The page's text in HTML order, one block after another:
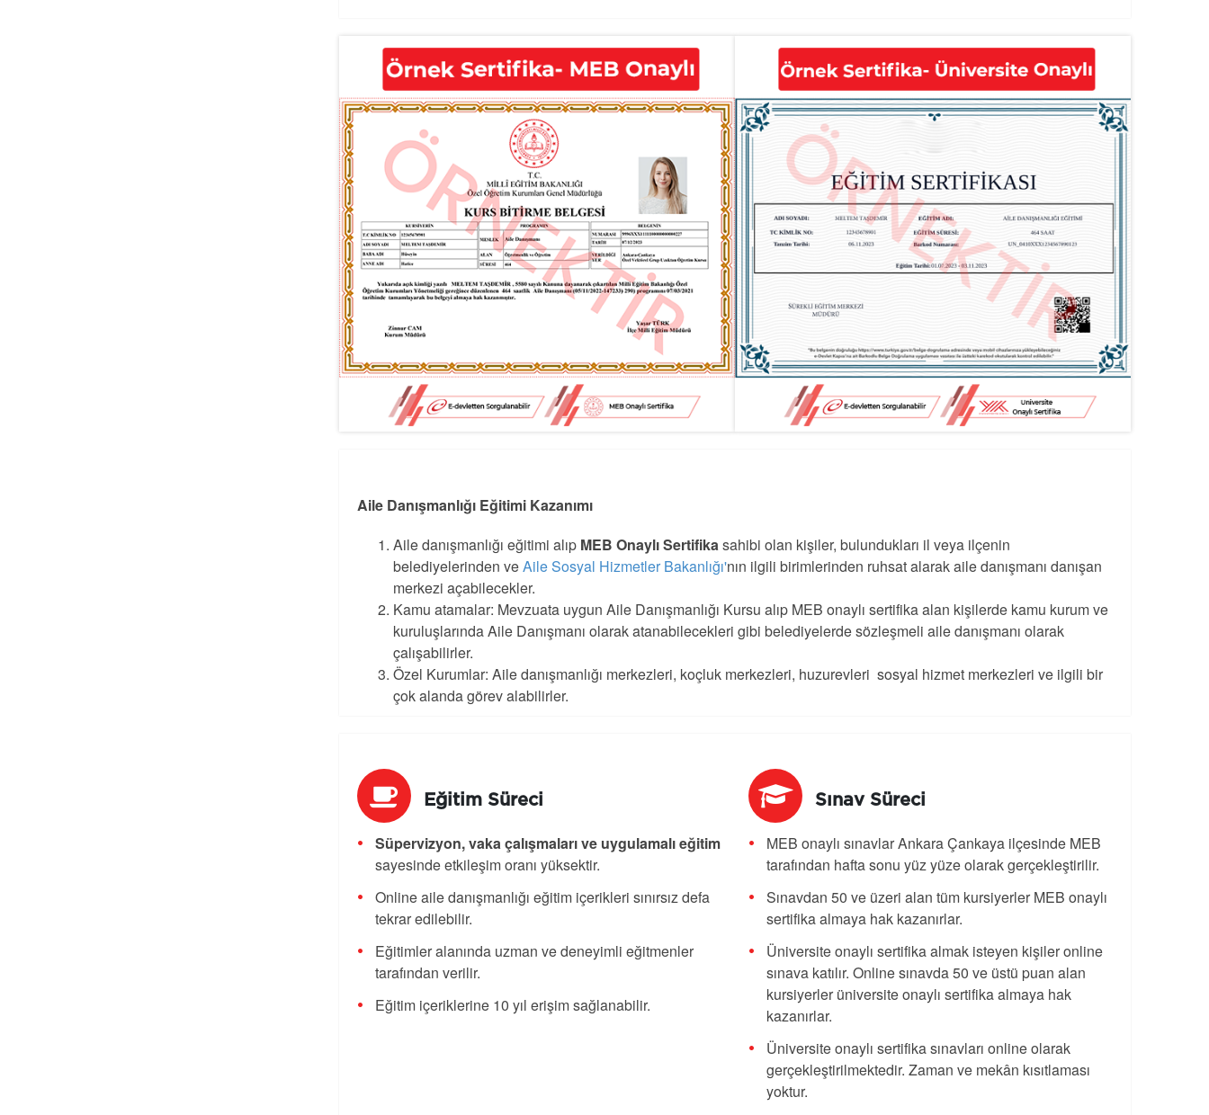
Aile Danışmanlığı Eğitimi Kazanımı
Aile danışmanlığı eğitimi alıp MEB Onaylı Sertifika sahibi olan kişiler, bulundukları il veya ilçenin
belediyelerinden veAile Sosyal Hizmetler Bakanlığı'nın ilgili birimlerinden ruhsat alarak aile danışmanı danışan
merkezi açabilecekler.
Kamu atamalar: Mevzuata uygun Aile Danışmanlığı Kursu alıp MEB onaylı sertifika alan kişilerde kamu kurum ve
kuruluşlarında Aile Danışmanı olarak atanabilecekleri gibi belediyelerde sözleşmeli aile danışmanı olarak
çalışabilirler.
Özel Kurumlar: Aile danışmanlığı merkezleri, koçluk merkezleri, huzurevleri sosyal hizmet merkezleri ve ilgili bir
çok alanda görev alabilirler.
Eğitim Süreci
Süpervizyon, vaka çalışmaları ve uygulamalı eğitim
sayesinde etkileşim oranı yüksektir.
Online aile danışmanlığı eğitim içerikleri sınırsız defa
tekrar edilebilir.
Eğitimler alanında uzman ve deneyimli eğitmenler
tarafından verilir.
Eğitim içeriklerine 10 yıl erişim sağlanabilir.
Sınav Süreci
MEB onaylı sınavlar Ankara Çankaya ilçesinde MEB
tarafından hafta sonu yüz yüze olarak gerçekleştirilir.
Sınavdan 50 ve üzeri alan tüm kursiyerler MEB onaylı
sertifika almaya hak kazanırlar.
Üniversite onaylı sertifika almak isteyen kişiler online
sınava katılır. Online sınavda 50 ve üstü puan alan
kursiyerler üniversite onaylı sertifika almaya hak
kazanırlar.
Üniversite onaylı sertifika sınavları online olarak
gerçekleştirilmektedir. Zaman ve mekân kısıtlaması
yoktur.